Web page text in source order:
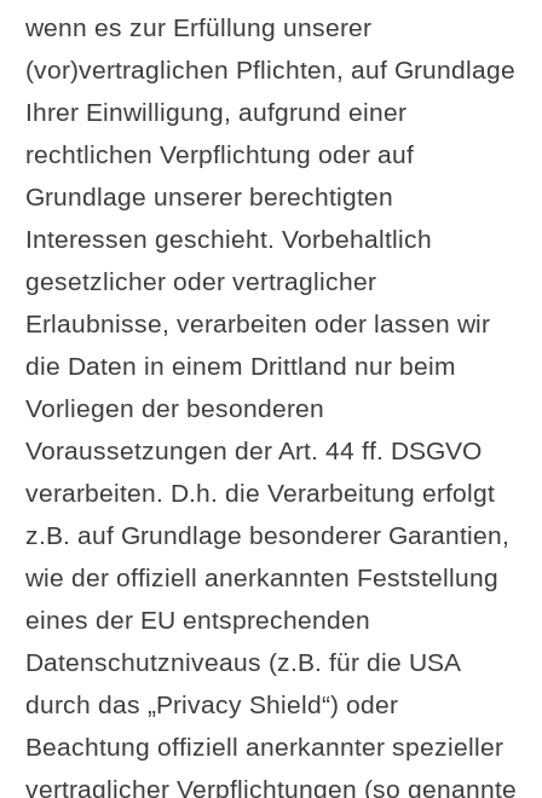
wenn es zur Erfüllung unserer
(vor)vertraglichen Pflichten, auf Grundlage
Ihrer Einwilligung, aufgrund einer
rechtlichen Verpflichtung oder auf
Grundlage unserer berechtigten
Interessen geschieht. Vorbehaltlich
gesetzlicher oder vertraglicher
Erlaubnisse, verarbeiten oder lassen wir
die Daten in einem Drittland nur beim
Vorliegen der besonderen
Voraussetzungen der Art. 44 ff. DSGVO
verarbeiten. D.h. die Verarbeitung erfolgt
z.B. auf Grundlage besonderer Garantien,
wie der offiziell anerkannten Feststellung
eines der EU entsprechenden
Datenschutzniveaus (z.B. für die USA
durch das „Privacy Shield“) oder
Beachtung offiziell anerkannter spezieller
vertraglicher Verpflichtungen (so genannte